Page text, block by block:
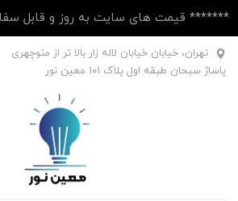
******* قیمت های سایت به روز و قابل
تهران، خیابان خیابان لاله زار بالا تر از منوچهری
پاساژ سبحان طبقه اول پلاک ۱۰1 معین نور